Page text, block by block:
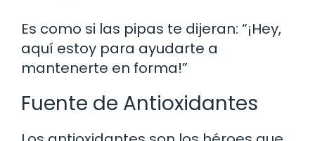
Es como si las pipas te dijeran: “¡Hey,
aquí estoy para ayudarte a
mantenerte en forma!”
Fuente de Antioxidantes